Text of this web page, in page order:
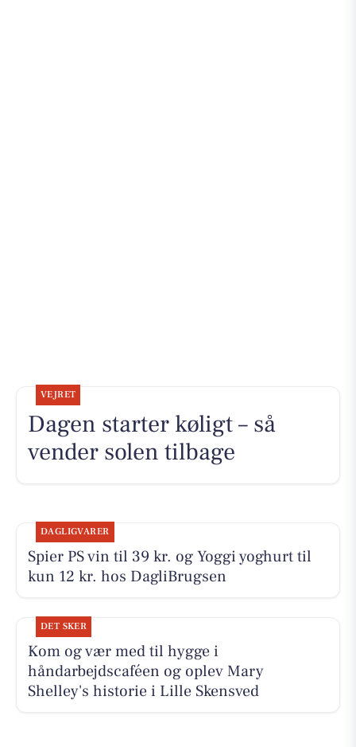
VEJRET
Dagen starter køligt – så
vender solen tilbage
DAGLIGVARER
Spier PS vin til 39 kr. og Yoggi yoghurt til
kun 12 kr. hos DagliBrugsen
DET SKER
Kom og vær med til hygge i
håndarbejdscaféen og oplev Mary
Shelley's historie i Lille Skensved